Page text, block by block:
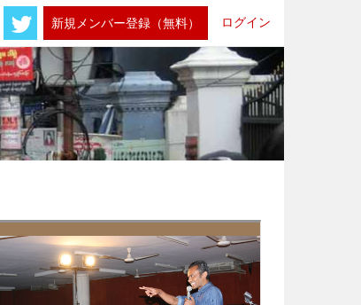
新規メンバー登録（無料） ログイン